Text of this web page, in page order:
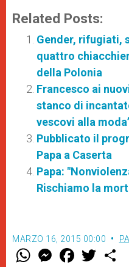
Related Posts:
Gender, rifugiati,
quattro
della Polonia
Francesco ai
stanco di
vescovi alla
Pubblicato il
Papa a Caserta
Papa:
Rischiamo la
MARZO 16, 2015 00:00
W M
e
F
a w